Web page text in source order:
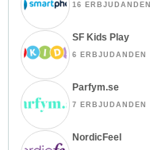
16 ERBJUDANDEN
SF Kids Play
6 ERBJUDANDEN
Parfym.se
7 ERBJUDANDEN
NordicFeel